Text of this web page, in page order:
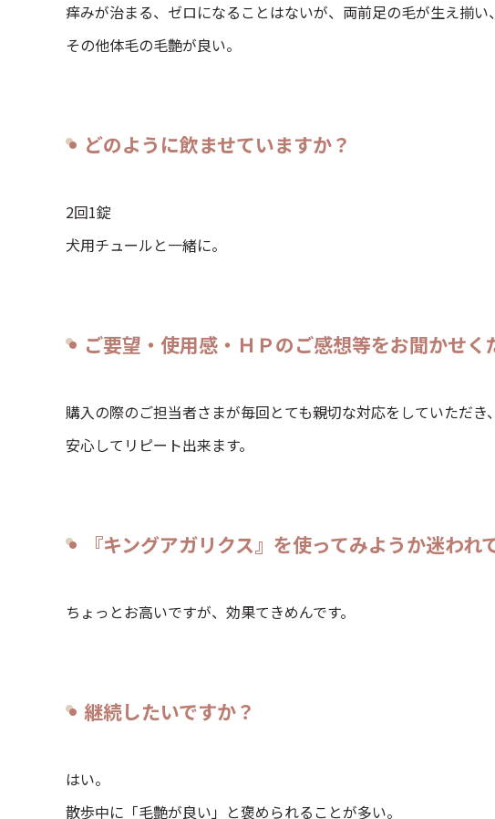
痒みが治まる、ゼロになることはないが、両前足の毛が生え揃い、
その他体毛の毛艶が良い。
どのように飲ませていますか？
2回1錠
犬用チュールと一緒に。
ご要望・使用感・ＨＰのご感想等をお聞かせく
購入の際のご担当者さまが毎回とても親切な対応をしていただき
安心してリピート出来ます。
『キングアガリクス』を使ってみようか迷われ
ちょっとお高いですが、効果てきめんです。
継続したいですか？
はい。
散歩中に「毛艶が良い」と褒められることが多い。